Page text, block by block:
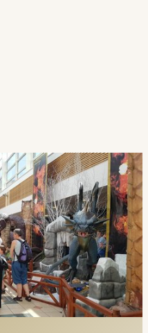
der skaber liv
for at skabe
og kreative temaer
og give kunderne lyst
årstid.